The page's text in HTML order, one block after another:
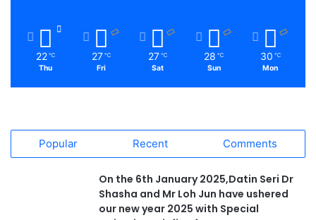
22 ℃
Thu
27 ℃
Fri
27 ℃
Sat
28 ℃
Sun
30 ℃
Mon
Popular Recent Comments
On the 6th January 2025,Datin Seri Dr
Shasha and Mr Loh Jun have ushered
our new year 2025 with Special